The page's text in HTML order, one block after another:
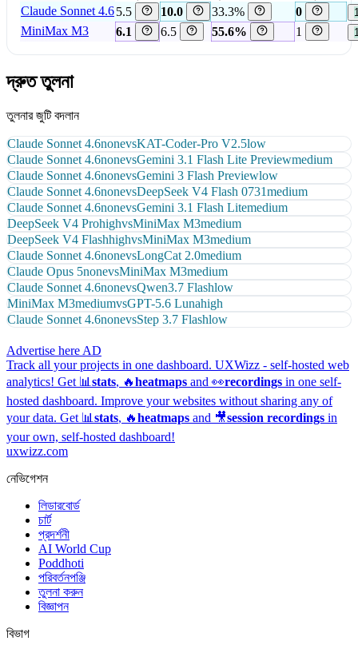
Claude Sonnet 4.65.5 10.0 33.3% 0
MiniMax M3 6.1 6.5 55.6% 1
দ্রুত তুলনা
তুলনার জুটি বদলান
Claude Sonnet 4.6nonevsKAT-Coder-Pro V2.5low
Claude Sonnet 4.6nonevsGemini 3.1 Flash Lite Previewmedium
Claude Sonnet 4.6nonevsGemini 3 Flash Previewlow
Claude Sonnet 4.6nonevsDeepSeek V4 Flash 0731medium
Claude Sonnet 4.6nonevsGemini 3.1 Flash Litemedium
DeepSeek V4 ProhighvsMiniMax M3medium
DeepSeek V4 FlashhighvsMiniMax M3medium
Claude Sonnet 4.6nonevsLongCat 2.0medium
Claude Opus 5nonevsMiniMax M3medium
Claude Sonnet 4.6nonevsQwen3.7 Flashlow
MiniMax M3mediumvsGPT-5.6 Lunahigh
Claude Sonnet 4.6nonevsStep 3.7 Flashlow
Advertise here AD
Track all your projects in one dashboard. UXWizz - self-hosted web
analytics! Get 📊 stats, 🔥heatmaps and 👀recordings in one self-
hosted dashboard. Improve your websites without sharing any of
your data. Get 📊 stats, 🔥heatmaps and 🎥session recordings in
your own, self-hosted dashboard!
uxwizz.com
নেভিগেশন
লিডারবোর্ড
চার্ট
প্রদর্শনী
AI World Cup
Poddhoti
পরিবর্তনপঞ্জি
তুলনা করুন
বিজ্ঞাপন
বিভাগ